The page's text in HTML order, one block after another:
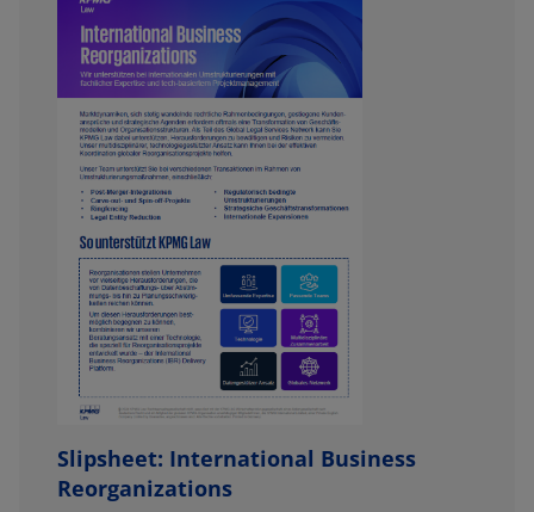
Slipsheet: International Business
Reorganizations